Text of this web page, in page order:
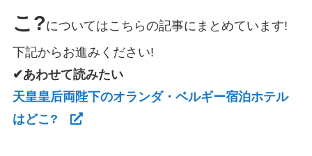
こ?についてはこちらの記事にまとめています!
下記からお進みください!
✔あわせて読みたい
天皇皇后両陛下のオランダ・ベルギー宿泊ホテル
はどこ?